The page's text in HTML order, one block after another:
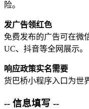
险。
发广告领红色
免费发布的广告可在微
UC、抖音等全网展示。
响应政策实名需要
货巴桥小程序入口为世
-- 信息填写 --